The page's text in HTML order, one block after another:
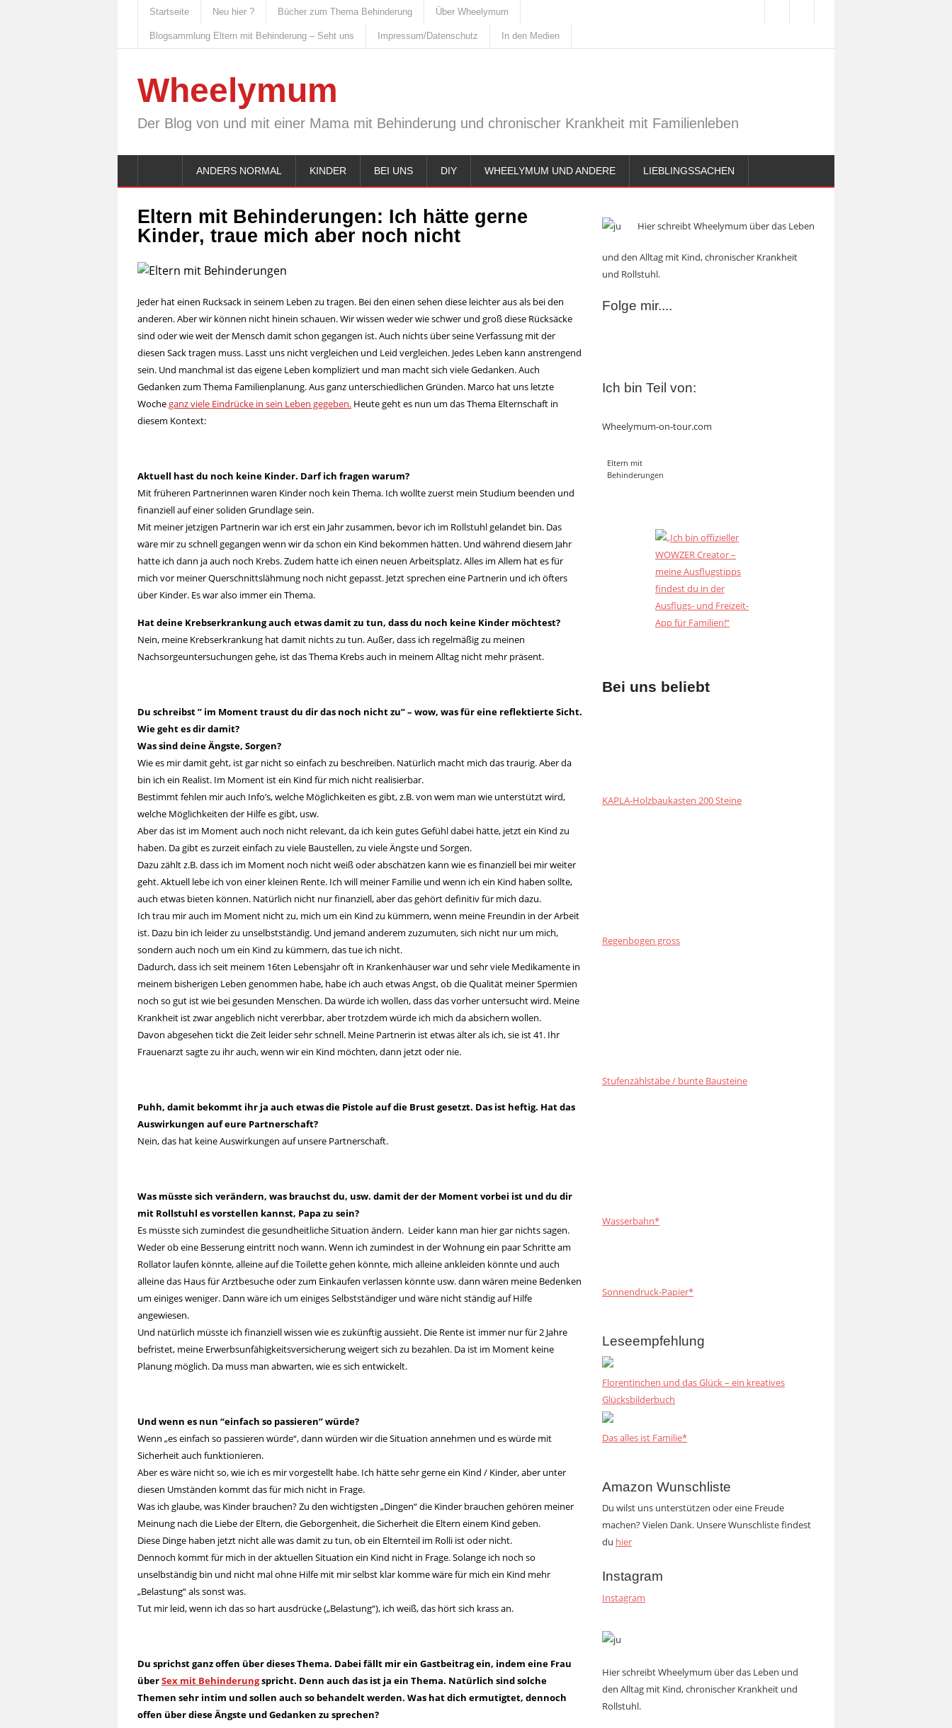
Startseite Neu hier ? Bücher zum Thema Behinderung Über Wheelymum
Blogsammlung Eltern mit Behinderung – Seht uns Impressum/Datenschutz In den Medien
Wheelymum
Der Blog von und mit einer Mama mit Behinderung und chronischer Krankheit mit Familienleben
ANDERS NORMAL KINDER BEI UNS DIY WHEELYMUM UND ANDERE LIEBLINGSSACHEN
Eltern mit Behinderungen: Ich hätte gerne
Kinder, traue mich aber noch nicht
Jeder hat einen Rucksack in seinem Leben zu tragen. Bei den einen sehen diese leichter aus als bei den
anderen. Aber wir können nicht hinein schauen. Wir wissen weder wie schwer und groß diese Rücksäcke
sind oder wie weit der Mensch damit schon gegangen ist. Auch nichts über seine Verfassung mit der
diesen Sack tragen muss. Lasst uns nicht vergleichen und Leid vergleichen. Jedes Leben kann anstrengend
sein. Und manchmal ist das eigene Leben kompliziert und man macht sich viele Gedanken. Auch
Gedanken zum Thema Familienplanung. Aus ganz unterschiedlichen Gründen. Marco hat uns letzte
Wocheganz viele Eindrücke in sein Leben gegeben. Heute geht es nun um das Thema Elternschaft in
diesem Kontext:
Aktuell hast du noch keine Kinder. Darf ich fragen warum?
Mit früheren Partnerinnen waren Kinder noch kein Thema. Ich wollte zuerst mein Studium beenden und
finanziell auf einer soliden Grundlage sein.
Mit meiner jetzigen Partnerin war ich erst ein Jahr zusammen, bevor ich im Rollstuhl gelandet bin. Das
wäre mir zu schnell gegangen wenn wir da schon ein Kind bekommen hätten. Und während diesem Jahr
hatte ich dann ja auch noch Krebs. Zudem hatte ich einen neuen Arbeitsplatz. Alles im Allem hat es für
mich vor meiner Querschnittslähmung noch nicht gepasst. Jetzt sprechen eine Partnerin und ich öfters
über Kinder. Es war also immer ein Thema.
Hat deine Krebserkrankung auch etwas damit zu tun, dass du noch keine Kinder möchtest?
Nein, meine Krebserkrankung hat damit nichts zu tun. Außer, dass ich regelmäßig zu meinen
Nachsorgeuntersuchungen gehe, ist das Thema Krebs auch in meinem Alltag nicht mehr präsent.
Du schreibst ” im Moment traust du dir das noch nicht zu” – wow, was für eine reflektierte Sicht.
Wie geht es dir damit?
Was sind deine Ängste, Sorgen?
Wie es mir damit geht, ist gar nicht so einfach zu beschreiben. Natürlich macht mich das traurig. Aber da
bin ich ein Realist. Im Moment ist ein Kind für mich nicht realisierbar.
Bestimmt fehlen mir auch Info’s, welche Möglichkeiten es gibt, z.B. von wem man wie unterstützt wird,
welche Möglichkeiten der Hilfe es gibt, usw.
Aber das ist im Moment auch noch nicht relevant, da ich kein gutes Gefühl dabei hätte, jetzt ein Kind zu
haben. Da gibt es zurzeit einfach zu viele Baustellen, zu viele Ängste und Sorgen.
Dazu zählt z.B. dass ich im Moment noch nicht weiß oder abschätzen kann wie es finanziell bei mir weiter
geht. Aktuell lebe ich von einer kleinen Rente. Ich will meiner Familie und wenn ich ein Kind haben sollte,
auch etwas bieten können. Natürlich nicht nur finanziell, aber das gehört definitiv für mich dazu.
Ich trau mir auch im Moment nicht zu, mich um ein Kind zu kümmern, wenn meine Freundin in der Arbeit
ist. Dazu bin ich leider zu unselbstständig. Und jemand anderem zuzumuten, sich nicht nur um mich,
sondern auch noch um ein Kind zu kümmern, das tue ich nicht.
Dadurch, dass ich seit meinem 16ten Lebensjahr oft in Krankenhäuser war und sehr viele Medikamente in
meinem bisherigen Leben genommen habe, habe ich auch etwas Angst, ob die Qualität meiner Spermien
noch so gut ist wie bei gesunden Menschen. Da würde ich wollen, dass das vorher untersucht wird. Meine
Krankheit ist zwar angeblich nicht vererbbar, aber trotzdem würde ich mich da absichern wollen.
Davon abgesehen tickt die Zeit leider sehr schnell. Meine Partnerin ist etwas älter als ich, sie ist 41. Ihr
Frauenarzt sagte zu ihr auch, wenn wir ein Kind möchten, dann jetzt oder nie.
Puhh, damit bekommt ihr ja auch etwas die Pistole auf die Brust gesetzt. Das ist heftig. Hat das
Auswirkungen auf eure Partnerschaft?
Nein, das hat keine Auswirkungen auf unsere Partnerschaft.
Was müsste sich verändern, was brauchst du, usw. damit der der Moment vorbei ist und du dir
mit Rollstuhl es vorstellen kannst, Papa zu sein?
Es müsste sich zumindest die gesundheitliche Situation ändern. Leider kann man hier gar nichts sagen.
Weder ob eine Besserung eintritt noch wann. Wenn ich zumindest in der Wohnung ein paar Schritte am
Rollator laufen könnte, alleine auf die Toilette gehen könnte, mich alleine ankleiden könnte und auch
alleine das Haus für Arztbesuche oder zum Einkaufen verlassen könnte usw. dann wären meine Bedenken
um einiges weniger. Dann wäre ich um einiges Selbstständiger und wäre nicht ständig auf Hilfe
angewiesen.
Und natürlich müsste ich finanziell wissen wie es zukünftig aussieht. Die Rente ist immer nur für 2 Jahre
befristet, meine Erwerbsunfähigkeitsversicherung weigert sich zu bezahlen. Da ist im Moment keine
Planung möglich. Da muss man abwarten, wie es sich entwickelt.
Und wenn es nun “einfach so passieren” würde?
Wenn „es einfach so passieren würde“, dann würden wir die Situation annehmen und es würde mit
Sicherheit auch funktionieren.
Aber es wäre nicht so, wie ich es mir vorgestellt habe. Ich hätte sehr gerne ein Kind / Kinder, aber unter
diesen Umständen kommt das für mich nicht in Frage.
Was ich glaube, was Kinder brauchen? Zu den wichtigsten „Dingen“ die Kinder brauchen gehören meiner
Meinung nach die Liebe der Eltern, die Geborgenheit, die Sicherheit die Eltern einem Kind geben.
Diese Dinge haben jetzt nicht alle was damit zu tun, ob ein Elternteil im Rolli ist oder nicht.
Dennoch kommt für mich in der aktuellen Situation ein Kind nicht in Frage. Solange ich noch so
unselbständig bin und nicht mal ohne Hilfe mit mir selbst klar komme wäre für mich ein Kind mehr
„Belastung“ als sonst was.
Tut mir leid, wenn ich das so hart ausdrücke („Belastung“), ich weiß, das hört sich krass an.
Du sprichst ganz offen über dieses Thema. Dabei fällt mir ein Gastbeitrag ein, indem eine Frau
überSex mit Behinderungspricht. Denn auch das ist ja ein Thema. Natürlich sind solche
Themen sehr intim und sollen auch so behandelt werden. Was hat dich ermutigtet, dennoch
offen über diese Ängste und Gedanken zu sprechen?
Hier schreibt Wheelymum über das Leben
und den Alltag mit Kind, chronischer Krankheit
und Rollstuhl.
Folge mir....
Ich bin Teil von:
Wheelymum-on-tour.com
Eltern mit
Behinderungen
Bei uns beliebt
KAPLA-Holzbaukasten 200 Steine
Regenbogen gross
Stufenzählstäbe / bunte Bausteine
Wasserbahn*
Sonnendruck-Papier*
Leseempfehlung
Florentinchen und das Glück – ein kreatives
Glücksbilderbuch
Das alles ist Familie*
Amazon Wunschliste
Du wilst uns unterstützen oder eine Freude
machen? Vielen Dank. Unsere Wunschliste findest
du hier
Instagram
Instagram
Hier schreibt Wheelymum über das Leben und
den Alltag mit Kind, chronischer Krankheit und
Rollstuhl.